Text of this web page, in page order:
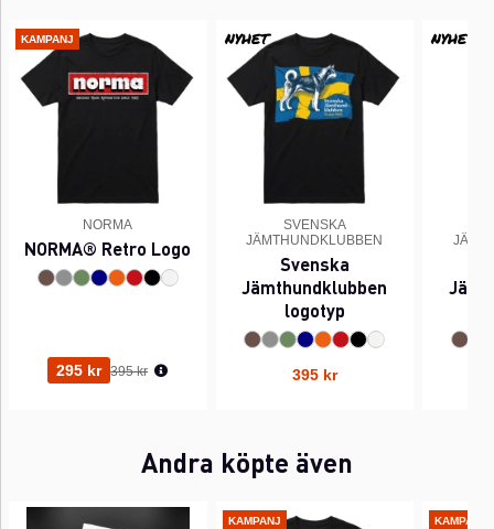
KAMPANJ
NORMA
NORMA® Retro Logo
295 kr Ordinarie pris:
395 kr
NYHET
SVENSKA
JÄMTHUNDKLUBBEN
Svenska
Jämthundklubben
logotyp
395 kr
NYHET
Andra köpte även
KAMPANJ KAMPANJ